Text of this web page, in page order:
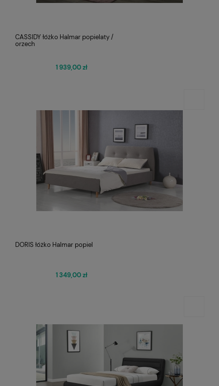
CASSIDY łóżko Halmar popielaty /
orzech
1 939,00 zł
DORIS łóżko Halmar popiel
1 349,00 zł